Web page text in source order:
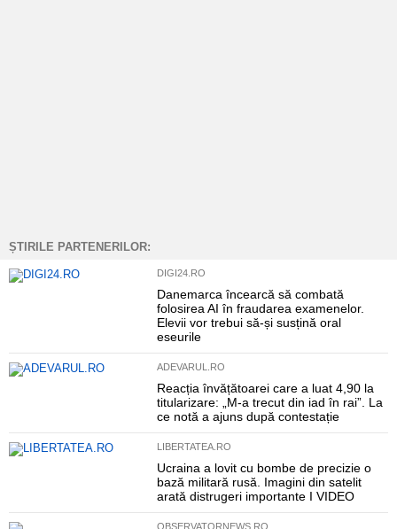
ȘTIRILE PARTENERILOR:
DIGI24.RO
Danemarca încearcă să combată
folosirea AI în fraudarea examenelor.
Elevii vor trebui să-și susțină oral
eseurile
ADEVARUL.RO
Reacția învățătoarei care a luat 4,90 la
titularizare: „M-a trecut din iad în rai”. La
ce notă a ajuns după contestație
LIBERTATEA.RO
Ucraina a lovit cu bombe de precizie o
bază militară rusă. Imagini din satelit
arată distrugeri importante I VIDEO
OBSERVATORNEWS.RO